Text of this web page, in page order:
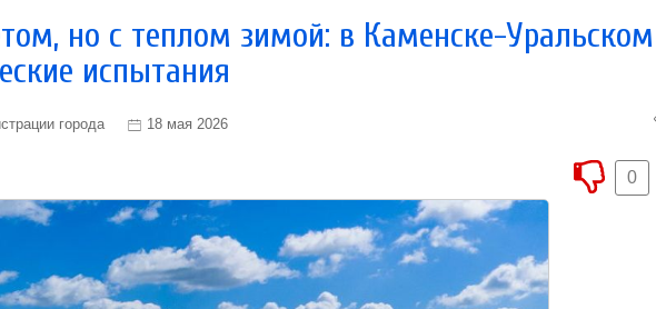
но с теплом зимой: в Каменске-Уральском
испытания
города 18 мая 2026
0